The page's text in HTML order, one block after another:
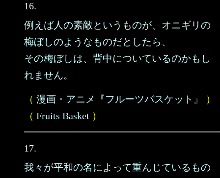
16.
例えば人の素敵というものが、オニギリの
梅ぼしのようなものだとしたら、
その梅ぼしは、背中についているのかもし
れません。
（ 漫画・アニメ『フルーツバスケット』
）
（ Fruits Basket ）
17.
我々が平和の名によって重んじているもの